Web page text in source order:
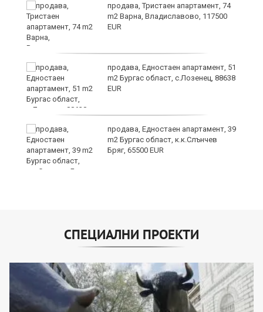
продава, Тристаен апартамент, 74
m2 Варна, Владиславово, 117500
EUR
продава, Едностаен апартамент, 51
m2 Бургас област, с.Лозенец, 88638
EUR
продава, Едностаен апартамент, 39
m2 Бургас област, к.к.Слънчев
Бряг, 65500 EUR
СПЕЦИАЛНИ ПРОЕКТИ